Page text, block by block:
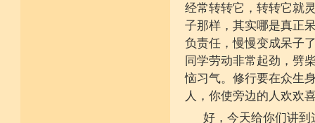
经常转转它，转转它就
子那样，其实哪是真正
负责任，慢慢变成呆子
同学劳动非常起劲，劈
恼习气。修行要在众生
人，你使旁边的人欢欢
好，今天给你们讲到